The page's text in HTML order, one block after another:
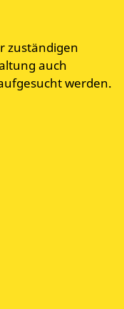
zuständigen
auch
werden.